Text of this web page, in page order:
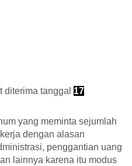
diterima tanggal 17
yang meminta sejumlah
dengan alasan
penggantian uang
lainnya karena itu modus